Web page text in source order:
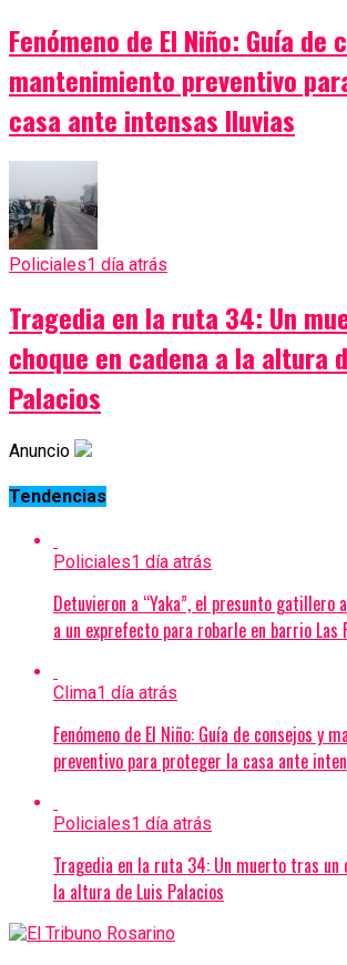
Fenómeno de El Niño: Guía de
mantenimiento preventivo
casa ante intensas lluvias
Policiales1 día atrás
Tragedia en la ruta 34: Un
choque en cadena a la altura
Palacios
Anuncio
Tendencias
Policiales1 día atrás
Detuvieron a “Yaka”, el presunto gatillero
a un exprefecto para robarle en barrio Las
Clima1 día atrás
Fenómeno de El Niño: Guía de consejos y
preventivo para proteger la casa ante
Policiales1 día atrás
Tragedia en la ruta 34: Un muerto tras un
la altura de Luis Palacios